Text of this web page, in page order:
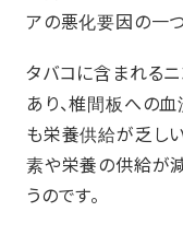
アの悪化要因の一つ
タバコに含まれる
あり、椎間板への
も栄養供給が乏し
素や栄養の供給が
うのです。